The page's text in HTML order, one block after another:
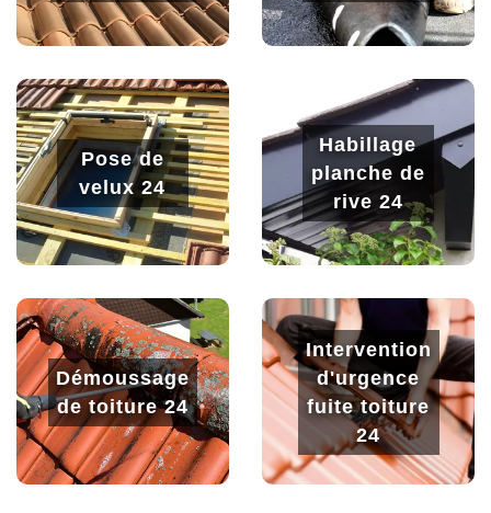
Pose de
velux 24
Habillage
planche de
rive 24
Démoussage
de toiture 24
Intervention
d'urgence
fuite toiture
24